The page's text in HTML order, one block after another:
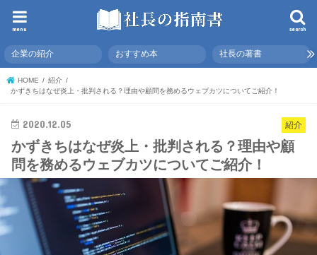
search
menu
企業の紹介 おすすめ本 社長の著書
HOME
紹介
かずきちはなぜ炎上・批判される？理由や顧問を務めるウェブカツについてご紹介！
紹介
2020.12.05
かずきちはなぜ炎上・批判される？理由や顧
問を務めるウェブカツについてご紹介！